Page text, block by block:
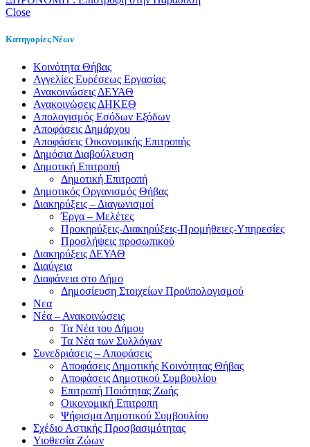
Close
Κατηγορίες Νέων
Kοινότητα Θήβας
Αγγελίες Ευρέσεως Εργασίας
Ανακοινώσεις ΔΕΥΑΘ
Ανακοινώσεις ΔΗΚΕΘ
Απολογισμός Εσόδων Εξόδων
Αποφάσεις Δημάρχου
Αποφάσεις Οικονομικής Επιτροπής
Δημόσια Διαβούλευση
Δημοτική Επιτροπή
Δημοτική Επιτροπή
Δημοτικός Οργανισμός Θήβας
Διακηρύξεις – Διαγωνισμοί
Έργα – Μελέτες
Προκηρύξεις-Διακηρύξεις-Προμήθειες-Υπηρεσίες
Προσλήψεις προσωπικού
Διακηρύξεις ΔΕΥΑΘ
Διαύγεια
Διαφάνεια στο Δήμο
Δημοσίευση Στοιχείων Προϋπολογισμού
Νεα
Νέα – Ανακοινώσεις
Τα Νέα του Δήμου
Τα Νέα των Συλλόγων
Συνεδριάσεις – Αποφάσεις
Αποφάσεις Δημοτικής Κοινότητας Θήβας
Αποφάσεις Δημοτικού Συμβουλίου
Επιτροπή Ποιότητας Ζωής
Οικονομική Επιτροπη
Ψήφισμα Δημοτικού Συμβουλίου
Σχέδιο Αστικής Προσβασιμότητας
Υιοθεσία Ζώων